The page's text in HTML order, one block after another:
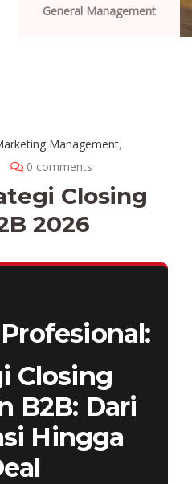
General Management
Management,
0 comments
Closing
2026
Closing
B2B: Dari
Hingga